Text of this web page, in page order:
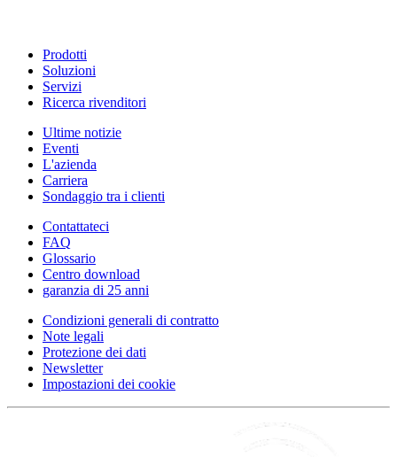
Prodotti
Soluzioni
Servizi
Ricerca rivenditori
Ultime notizie
Eventi
L'azienda
Carriera
Sondaggio tra i clienti
Contattateci
FAQ
Glossario
Centro download
garanzia di 25 anni
Condizioni generali di contratto
Note legali
Protezione dei dati
Newsletter
Impostazioni dei cookie